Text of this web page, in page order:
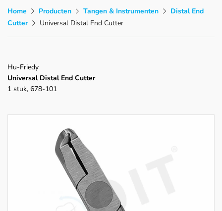
Home Producten Tangen & Instrumenten
Distal End
Cutter
Universal Distal End Cutter
Hu-Friedy
Universal Distal End Cutter
1 stuk, 678-101